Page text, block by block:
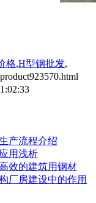
格,H型钢批发,
产流程介绍
用浅析
效的建筑用钢材
厂房建设中的作用